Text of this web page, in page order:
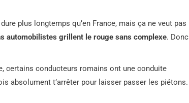
plus longtemps qu’en France, mais ça ne veut pas
automobilistes grillent le rouge sans complexe. Donc
certains conducteurs romains ont une conduite
absolument t’arrêter pour laisser passer les piétons.